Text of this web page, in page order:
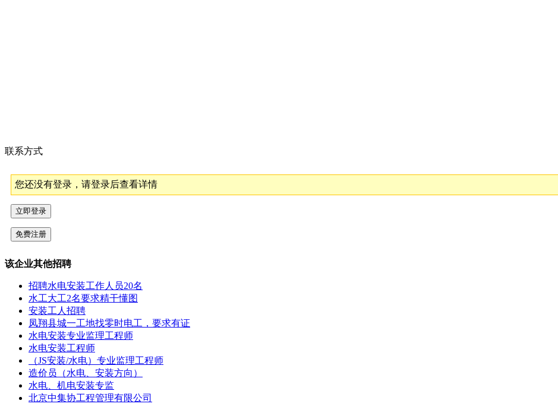
联系方式
您还没有登录，请登录后查看详情
该企业其他招聘
招聘水电安装工作人员20名
水工大工2名要求精干懂图
安装工人招聘
凤翔县城一工地找零时电工，要求有证
水电安装专业监理工程师
水电安装工程师
（JS安装/水电）专业监理工程师
造价员（水电、安装方向）
水电、机电安装专监
北京中集协工程管理有限公司